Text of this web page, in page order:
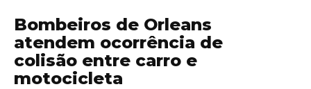
Bombeiros de Orleans
atendem ocorrência de
colisão entre carro e
motocicleta